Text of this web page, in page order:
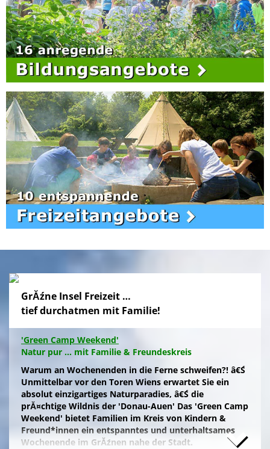
GrĂźne Insel Freizeit …
tief durchatmen mit Familie!
'Green Camp Weekend'
Natur pur ... mit Familie & Freundeskreis
Warum an Wochenenden in die Ferne schweifen?! â€Ś
Unmittelbar vor den Toren Wiens erwartet Sie ein
absolut einzigartiges Naturparadies, â€Ś die
prĂ¤chtige Wildnis der 'Donau-Auen' Das 'Green Camp
Weekend' bietet Familien im Kreis von Kindern &
Freund*innen ein entspanntes und unterhaltsames
Wochenende im GrĂźnen nahe der Stadt.